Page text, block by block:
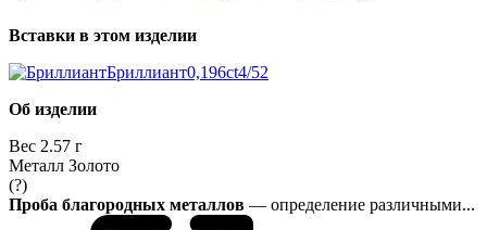
Вставки в этом изделии
Бриллиант0,196ct4/52
Об изделии
Вес 2.57 г
Металл Золото
(?)
Проба благородных металлов — определение различными...